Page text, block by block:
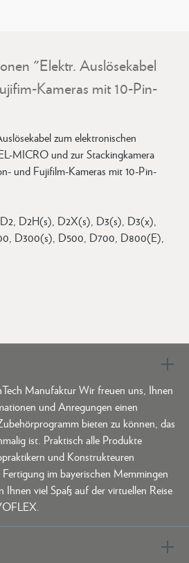
"Elektr. Auslösekabel
Kameras mit 10-Pin-
zum elektronischen
MICRO und zur Stackingkamera
und Fujifilm-Kameras mit 10-Pin-
D2H(s), D2X(s), D3(s), D3(x),
D300(s), D500, D700, D800(E),
Manufaktur Wir freuen uns, Ihnen
und Anregungen einen
bieten zu können, das
ist. Praktisch alle Produkte
und Konstrukteuren
im bayerischen Memmingen
Ihnen viel Spaß auf der virtuellen Reise